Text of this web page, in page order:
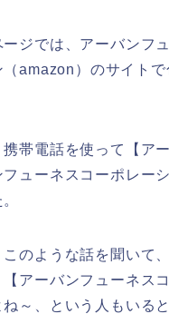
ジでは、アーバンフ
amazon）のサイト
携帯電話を使って【
フューネスコーポレ
のような話を聞いて
アーバンフューネス
～、という人もいる